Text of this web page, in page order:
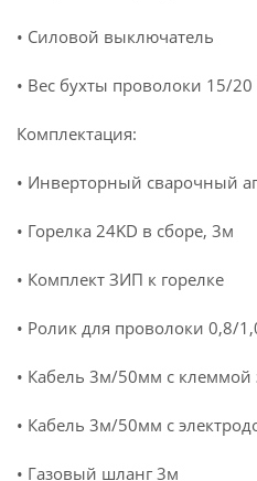
• Силовой выключатель
• Вес бухты проволоки 15/20
Комплектация:
• Инверторный сварочный
• Горелка 24KD в сборе, 3м
• Комплект ЗИП к горелке
• Ролик для проволоки 0,8/
• Кабель 3м/50мм с клеммой
• Кабель 3м/50мм с
• Газовый шланг 3м